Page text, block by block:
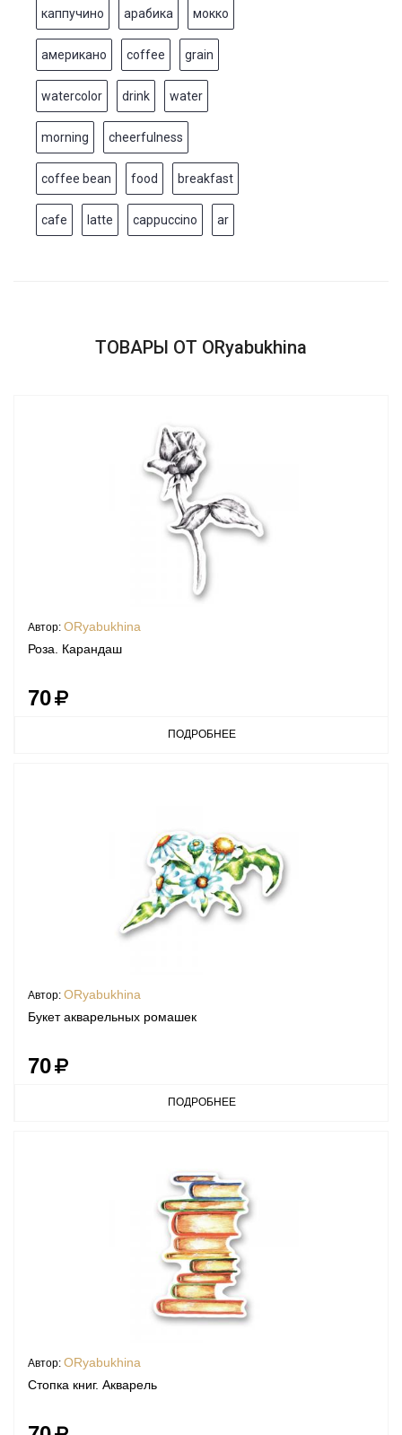
каппучино арабика мокко
американо coffee grain
watercolor drink water
morning cheerfulness
coffee bean food breakfast
cafe latte cappuccino ar
ТОВАРЫ ОТ ORyabukhina
Автор: ORyabukhina
Роза. Карандаш
70
ПОДРОБНЕЕ
Автор: ORyabukhina
Букет акварельных ромашек
70
ПОДРОБНЕЕ
Автор: ORyabukhina
Стопка книг. Акварель